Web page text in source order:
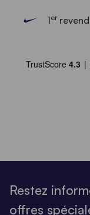
1er
Restez
offres